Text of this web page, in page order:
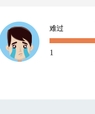
难过
1